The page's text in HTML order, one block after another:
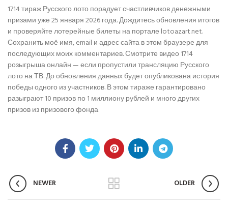
1714 тираж Русского лото порадует счастливчиков денежными
призами уже 25 января 2026 года. Дождитесь обновления итогов
и проверяйте лотерейные билеты на портале lotoazart.net.
Сохранить моё имя, email и адрес сайта в этом браузере для
последующих моих комментариев. Смотрите видео 1714
розыгрыша онлайн — если пропустили трансляцию Русского
лото на ТВ. До обновления данных будет опубликована история
победы одного из участников. В этом тираже гарантировано
разыграют 10 призов по 1 миллиону рублей и много других
призов из призового фонда.
NEWER OLDER